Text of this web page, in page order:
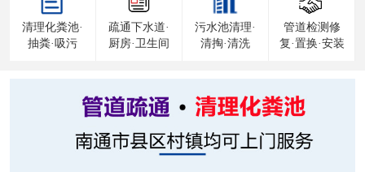
清理化粪池·
抽粪·吸污
疏通下水道·
厨房·卫生间
污水池清理·
清掏·清洗
管道检测修
复·置换·安装